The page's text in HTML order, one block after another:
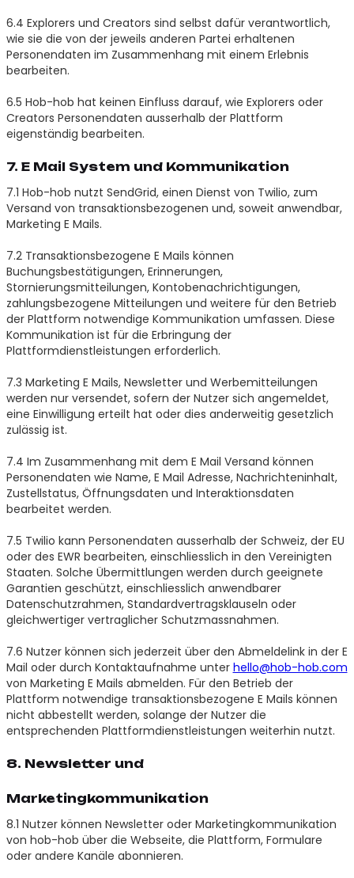
6.4 Explorers und Creators sind selbst dafür verantwortlich,
wie sie die von der jeweils anderen Partei erhaltenen
Personendaten im Zusammenhang mit einem Erlebnis
bearbeiten.
6.5 Hob-hob hat keinen Einfluss darauf, wie Explorers oder
Creators Personendaten ausserhalb der Plattform
eigenständig bearbeiten.
7. E Mail System und Kommunikation
7.1 Hob-hob nutzt SendGrid, einen Dienst von Twilio, zum
Versand von transaktionsbezogenen und, soweit anwendbar,
Marketing E Mails.
7.2 Transaktionsbezogene E Mails können
Buchungsbestätigungen, Erinnerungen,
Stornierungsmitteilungen, Kontobenachrichtigungen,
zahlungsbezogene Mitteilungen und weitere für den Betrieb
der Plattform notwendige Kommunikation umfassen. Diese
Kommunikation ist für die Erbringung der
Plattformdienstleistungen erforderlich.
7.3 Marketing E Mails, Newsletter und Werbemitteilungen
werden nur versendet, sofern der Nutzer sich angemeldet,
eine Einwilligung erteilt hat oder dies anderweitig gesetzlich
zulässig ist.
7.4 Im Zusammenhang mit dem E Mail Versand können
Personendaten wie Name, E Mail Adresse, Nachrichteninhalt,
Zustellstatus, Öffnungsdaten und Interaktionsdaten
bearbeitet werden.
7.5 Twilio kann Personendaten ausserhalb der Schweiz, der EU
oder des EWR bearbeiten, einschliesslich in den Vereinigten
Staaten. Solche Übermittlungen werden durch geeignete
Garantien geschützt, einschliesslich anwendbarer
Datenschutzrahmen, Standardvertragsklauseln oder
gleichwertiger vertraglicher Schutzmassnahmen.
7.6 Nutzer können sich jederzeit über den Abmeldelink in der E
Mail oder durch Kontaktaufnahme unter hello@hob-hob.com
von Marketing E Mails abmelden. Für den Betrieb der
Plattform notwendige transaktionsbezogene E Mails können
nicht abbestellt werden, solange der Nutzer die
entsprechenden Plattformdienstleistungen weiterhin nutzt.
8. Newsletter und
Marketingkommunikation
8.1 Nutzer können Newsletter oder Marketingkommunikation
von hob-hob über die Webseite, die Plattform, Formulare
oder andere Kanäle abonnieren.